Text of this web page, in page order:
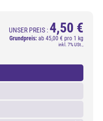
UNSER PREIS : 4,50 €
Grundpreis: ab 45,00 € pro 1 kg
inkl. 7% USt.,